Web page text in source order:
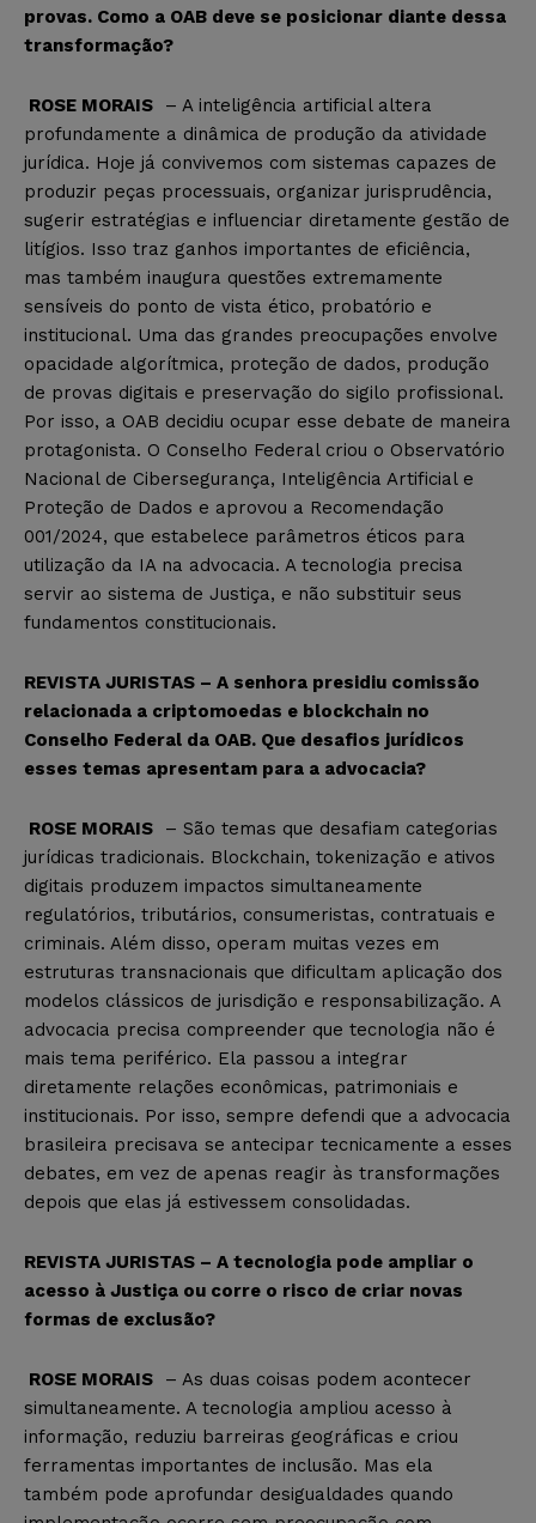
provas. Como a OAB deve se posicionar diante dessa
transformação?
ROSE MORAIS – A inteligência artificial altera
profundamente a dinâmica de produção da atividade
jurídica. Hoje já convivemos com sistemas capazes de
produzir peças processuais, organizar jurisprudência,
sugerir estratégias e influenciar diretamente gestão de
litígios. Isso traz ganhos importantes de eficiência,
mas também inaugura questões extremamente
sensíveis do ponto de vista ético, probatório e
institucional. Uma das grandes preocupações envolve
opacidade algorítmica, proteção de dados, produção
de provas digitais e preservação do sigilo profissional.
Por isso, a OAB decidiu ocupar esse debate de maneira
protagonista. O Conselho Federal criou o Observatório
Nacional de Cibersegurança, Inteligência Artificial e
Proteção de Dados e aprovou a Recomendação
001/2024, que estabelece parâmetros éticos para
utilização da IA na advocacia. A tecnologia precisa
servir ao sistema de Justiça, e não substituir seus
fundamentos constitucionais.
REVISTA JURISTAS – A senhora presidiu comissão
relacionada a criptomoedas e blockchain no
Conselho Federal da OAB. Que desafios jurídicos
esses temas apresentam para a advocacia?
ROSE MORAIS – São temas que desafiam categorias
jurídicas tradicionais. Blockchain, tokenização e ativos
digitais produzem impactos simultaneamente
regulatórios, tributários, consumeristas, contratuais e
criminais. Além disso, operam muitas vezes em
estruturas transnacionais que dificultam aplicação dos
modelos clássicos de jurisdição e responsabilização. A
advocacia precisa compreender que tecnologia não é
mais tema periférico. Ela passou a integrar
diretamente relações econômicas, patrimoniais e
institucionais. Por isso, sempre defendi que a advocacia
brasileira precisava se antecipar tecnicamente a esses
debates, em vez de apenas reagir às transformações
depois que elas já estivessem consolidadas.
REVISTA JURISTAS – A tecnologia pode ampliar o
acesso à Justiça ou corre o risco de criar novas
formas de exclusão?
ROSE MORAIS – As duas coisas podem acontecer
simultaneamente. A tecnologia ampliou acesso à
informação, reduziu barreiras geográficas e criou
ferramentas importantes de inclusão. Mas ela
também pode aprofundar desigualdades quando